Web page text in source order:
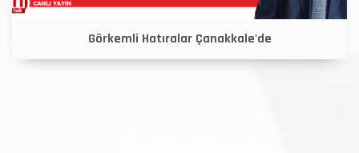
Görkemli Hatıralar Çanakkale'de